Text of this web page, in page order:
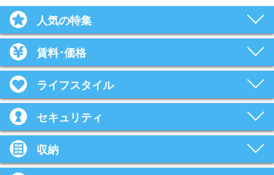
人気の特集
賃料･価格
ライフスタイル
セキュリティ
収納